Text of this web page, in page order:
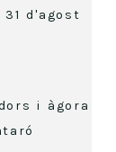
d'agost
i àgora